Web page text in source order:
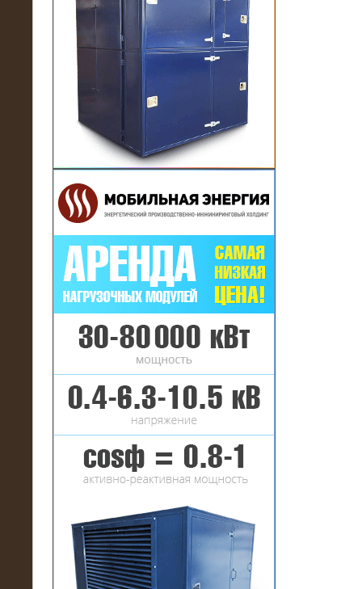
21.03.2017
Комплектная трансформаторная
подстанция 6 МВА (морское
исполнение, IP56)
16.01.2017
Аренда нагрузочного комплекса 22
МВт (10 кВ) на газовое
месторождение
17.10.2016
Резистивный высоковольтный
нагрузочный модуль 5 МВт
(напряжение 6/10 кВ)